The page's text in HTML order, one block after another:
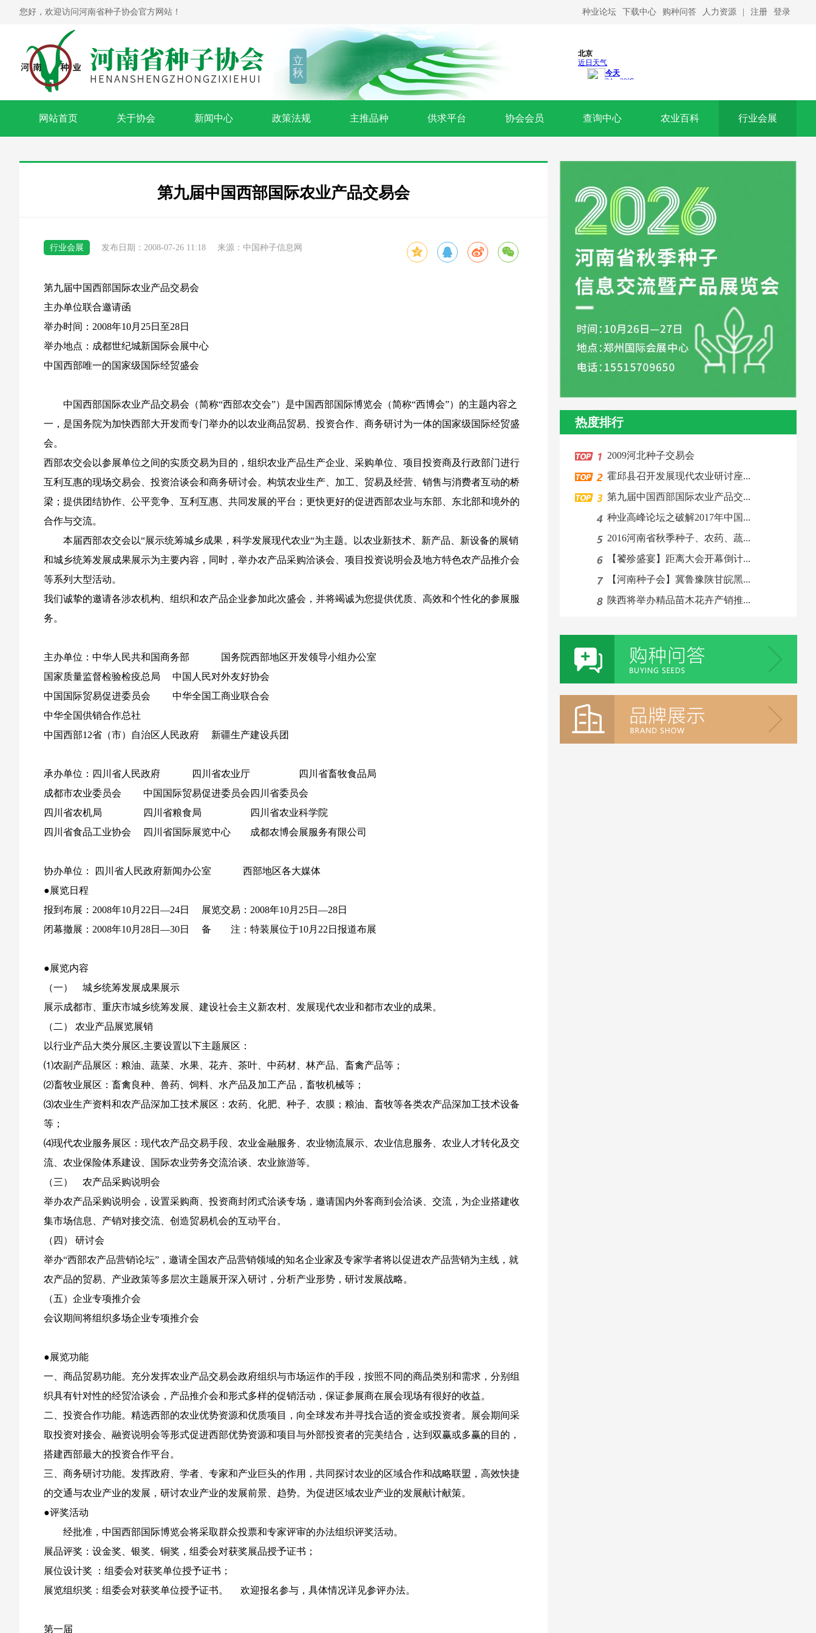
您好，欢迎访问河南省种子协会官方网站！ 种业论坛 下载中心 购种问答 人力资源 注册 登录
立
秋
网站首页 关于协会 新闻中心 政策法规 主推品种 供求平台 协会会员 查询中心 农业百科 行业会展
第九届中国西部国际农业产品交易会
行业会展 发布日期：2008-07-26 11:18 来源：中国种子信息网
第九届中国西部国际农业产品交易会
主办单位联合邀请函
举办时间：2008年10月25日至28日
举办地点：成都世纪城新国际会展中心
中国西部唯一的国家级国际经贸盛会
中国西部国际农业产品交易会（简称“西部农交会”）是中国西部国际博览会（简称“西博会”）的主题内容之
一，是国务院为加快西部大开发而专门举办的以农业商品贸易、投资合作、商务研讨为一体的国家级国际经贸盛
会。
西部农交会以参展单位之间的实质交易为目的，组织农业产品生产企业、采购单位、项目投资商及行政部门进行
互利互惠的现场交易会、投资洽谈会和商务研讨会。构筑农业生产、加工、贸易及经营、销售与消费者互动的桥
梁；提供团结协作、公平竞争、互利互惠、共同发展的平台；更快更好的促进西部农业与东部、东北部和境外的
合作与交流。
本届西部农交会以“展示统筹城乡成果，科学发展现代农业“为主题。以农业新技术、新产品、新设备的展销
和城乡统筹发展成果展示为主要内容，同时，举办农产品采购洽谈会、项目投资说明会及地方特色农产品推介会
等系列大型活动。
我们诚挚的邀请各涉农机构、组织和农产品企业参加此次盛会，并将竭诚为您提供优质、高效和个性化的参展服
务。
主办单位：中华人民共和国商务部 国务院西部地区开发领导小组办公室
国家质量监督检验检疫总局 中国人民对外友好协会
中国国际贸易促进委员会 中华全国工商业联合会
中华全国供销合作总社
中国西部12省（市）自治区人民政府 新疆生产建设兵团
承办单位：四川省人民政府 四川省农业厅 四川省畜牧食品局
成都市农业委员会 中国国际贸易促进委员会四川省委员会
四川省农机局 四川省粮食局 四川省农业科学院
四川省食品工业协会 四川省国际展览中心 成都农博会展服务有限公司
协办单位： 四川省人民政府新闻办公室 西部地区各大媒体
●展览日程
报到布展：2008年10月22日—24日 展览交易：2008年10月25日—28日
闭幕撤展：2008年10月28日—30日 备 注：特装展位于10月22日报道布展
●展览内容
（一） 城乡统筹发展成果展示
展示成都市、重庆市城乡统筹发展、建设社会主义新农村、发展现代农业和都市农业的成果。
（二） 农业产品展览展销
以行业产品大类分展区,主要设置以下主题展区：
⑴农副产品展区：粮油、蔬菜、水果、花卉、茶叶、中药材、林产品、畜禽产品等；
⑵畜牧业展区：畜禽良种、兽药、饲料、水产品及加工产品，畜牧机械等；
⑶农业生产资料和农产品深加工技术展区：农药、化肥、种子、农膜；粮油、畜牧等各类农产品深加工技术设备
等；
⑷现代农业服务展区：现代农产品交易手段、农业金融服务、农业物流展示、农业信息服务、农业人才转化及交
流、农业保险体系建设、国际农业劳务交流洽谈、农业旅游等。
（三） 农产品采购说明会
举办农产品采购说明会，设置采购商、投资商封闭式洽谈专场，邀请国内外客商到会洽谈、交流，为企业搭建收
集市场信息、产销对接交流、创造贸易机会的互动平台。
（四） 研讨会
举办“西部农产品营销论坛”，邀请全国农产品营销领域的知名企业家及专家学者将以促进农产品营销为主线，就
农产品的贸易、产业政策等多层次主题展开深入研讨，分析产业形势，研讨发展战略。
（五）企业专项推介会
会议期间将组织多场企业专项推介会
●展览功能
一、商品贸易功能。充分发挥农业产品交易会政府组织与市场运作的手段，按照不同的商品类别和需求，分别组
织具有针对性的经贸洽谈会，产品推介会和形式多样的促销活动，保证参展商在展会现场有很好的收益。
二、投资合作功能。精选西部的农业优势资源和优质项目，向全球发布并寻找合适的资金或投资者。展会期间采
取投资对接会、融资说明会等形式促进西部优势资源和项目与外部投资者的完美结合，达到双赢或多赢的目的，
搭建西部最大的投资合作平台。
三、商务研讨功能。发挥政府、学者、专家和产业巨头的作用，共同探讨农业的区域合作和战略联盟，高效快捷
的交通与农业产业的发展，研讨农业产业的发展前景、趋势。为促进区域农业产业的发展献计献策。
●评奖活动
经批准，中国西部国际博览会将采取群众投票和专家评审的办法组织评奖活动。
展品评奖：设金奖、银奖、铜奖，组委会对获奖展品授予证书；
展位设计奖 ：组委会对获奖单位授予证书；
展览组织奖：组委会对获奖单位授予证书。 欢迎报名参与，具体情况详见参评办法。
第一届
热度排行
2009河北种子交易会
霍邱县召开发展现代农业研讨座...
第九届中国西部国际农业产品交...
种业高峰论坛之破解2017年中国...
2016河南省秋季种子、农药、蔬...
【饕殄盛宴】距离大会开幕倒计...
【河南种子会】冀鲁豫陕甘皖黑...
陕西将举办精品苗木花卉产销推...